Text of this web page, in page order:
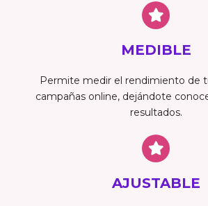
MEDIBLE
Permite medir el rendimiento de
campañas online, dejándote
resultados.
AJUSTABLE